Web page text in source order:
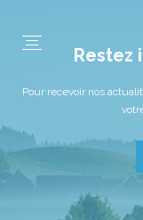
Restez
Pour recevoir nos